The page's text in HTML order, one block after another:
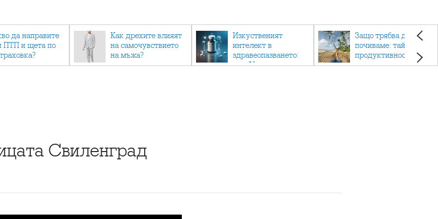
да направите
ПТП и щета по
Как дрехите влияят
на самочувствието
на мъжа?
Изкуственият
интелект в
здравеопазването:
как AI променя
Защо трябва да си
почиваме: тайната на
продуктивността,
здравето и добрия
Свиленград